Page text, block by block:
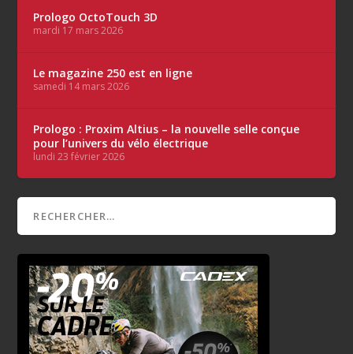
Prologo OctoTouch 3D
mardi 17 mars 2026
Le magazine 250 est en ligne
samedi 14 mars 2026
Prologo : Proxim Altius – la nouvelle selle conçue
pour l’univers du vélo électrique
lundi 23 février 2026